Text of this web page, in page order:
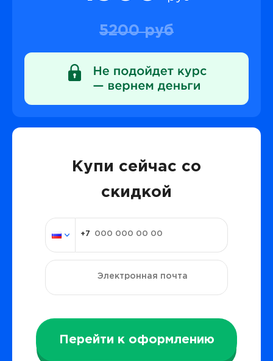
5200 руб
Купи сейчас со
скидкой
Перейти к оформлению